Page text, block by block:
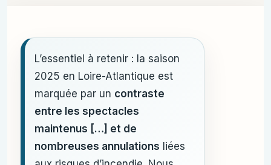
L’essentiel à retenir : la saison
2025 en Loire-Atlantique est
marquée par un contraste
entre les spectacles
maintenus […] et de
nombreuses annulations liées